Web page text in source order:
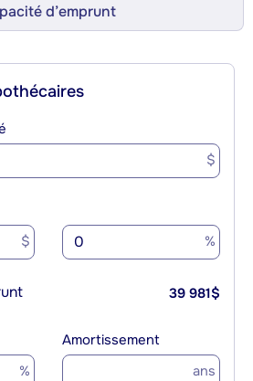
d’emprunt
$
$ %
39 981$
%
Amortissement
ans